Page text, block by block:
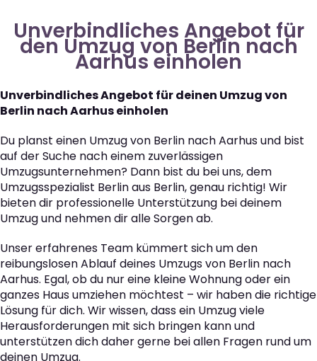
Unverbindliches Angebot für
den Umzug von Berlin nach
Aarhus einholen
Unverbindliches Angebot für deinen Umzug von
Berlin nach Aarhus einholen
Du planst einen Umzug von Berlin nach Aarhus und bist
auf der Suche nach einem zuverlässigen
Umzugsunternehmen? Dann bist du bei uns, dem
Umzugsspezialist Berlin aus Berlin, genau richtig! Wir
bieten dir professionelle Unterstützung bei deinem
Umzug und nehmen dir alle Sorgen ab.
Unser erfahrenes Team kümmert sich um den
reibungslosen Ablauf deines Umzugs von Berlin nach
Aarhus. Egal, ob du nur eine kleine Wohnung oder ein
ganzes Haus umziehen möchtest – wir haben die richtige
Lösung für dich. Wir wissen, dass ein Umzug viele
Herausforderungen mit sich bringen kann und
unterstützen dich daher gerne bei allen Fragen rund um
deinen Umzug.